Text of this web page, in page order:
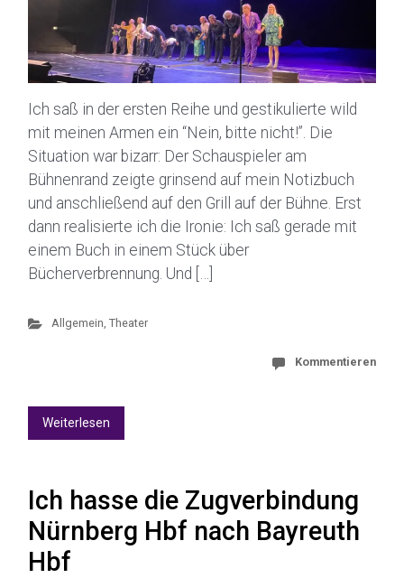
Ich saß in der ersten Reihe und gestikulierte wild
mit meinen Armen ein “Nein, bitte nicht!”. Die
Situation war bizarr: Der Schauspieler am
Bühnenrand zeigte grinsend auf mein Notizbuch
und anschließend auf den Grill auf der Bühne. Erst
dann realisierte ich die Ironie: Ich saß gerade mit
einem Buch in einem Stück über
Bücherverbrennung. Und […]
Allgemein Theater
Kommentieren
Weiterlesen
Ich hasse die Zugverbindung
Nürnberg Hbf nach Bayreuth
Hbf